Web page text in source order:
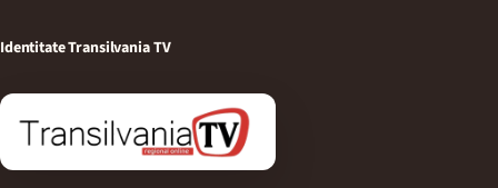
Identitate Transilvania TV